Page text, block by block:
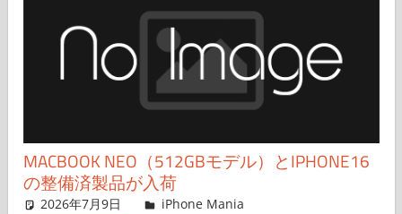
MACBOOK NEO（512GBモデル）とIPHONE16
の整備済製品が入荷
2026年7月9日 FT729
iPhone Mania